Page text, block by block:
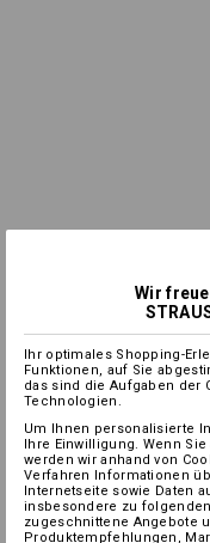
Wir
Ihr optimales Shopping-
Funktionen, auf Sie
das sind die Aufgaben der
Technologien.
Um Ihnen personalisierte
Ihre Einwilligung. Wenn
werden wir anhand von
Verfahren Informationen
Internetseite sowie Daten
insbesondere zu
zugeschnittene Angebote
Produktempfehlungen,